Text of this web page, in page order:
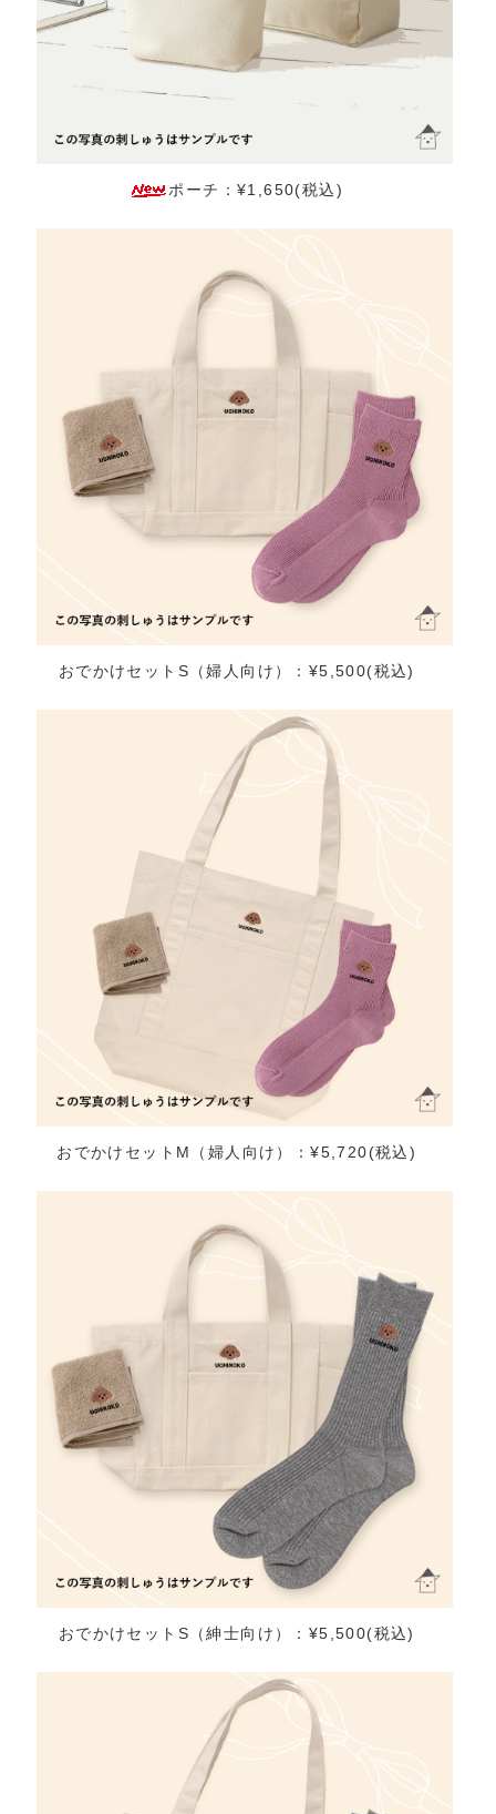
ポーチ：¥1,650(税込)
おでかけセットS（婦人向け）：¥5,500(税込)
おでかけセットM（婦人向け）：¥5,720(税込)
おでかけセットS（紳士向け）：¥5,500(税込)